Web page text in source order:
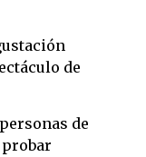
de
de